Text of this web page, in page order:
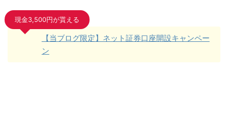
現金3,500円が貰える
【当ブログ限定】ネット証券口座開設キャンペー
ン